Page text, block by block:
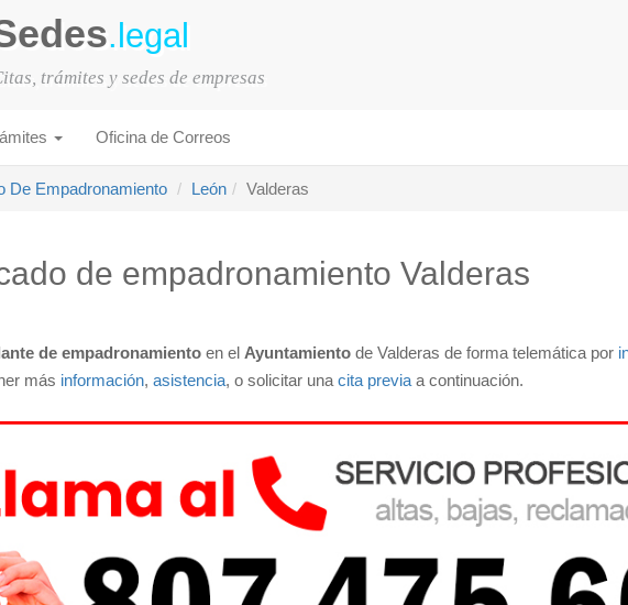
.legal
trámites y sedes de empresas
Oficina de Correos
De Empadronamiento León Valderas
de empadronamiento Valderas
de empadronamiento en el Ayuntamiento de Valderas de forma telemática por
más información, asistencia, o solicitar una cita previa a continuación.